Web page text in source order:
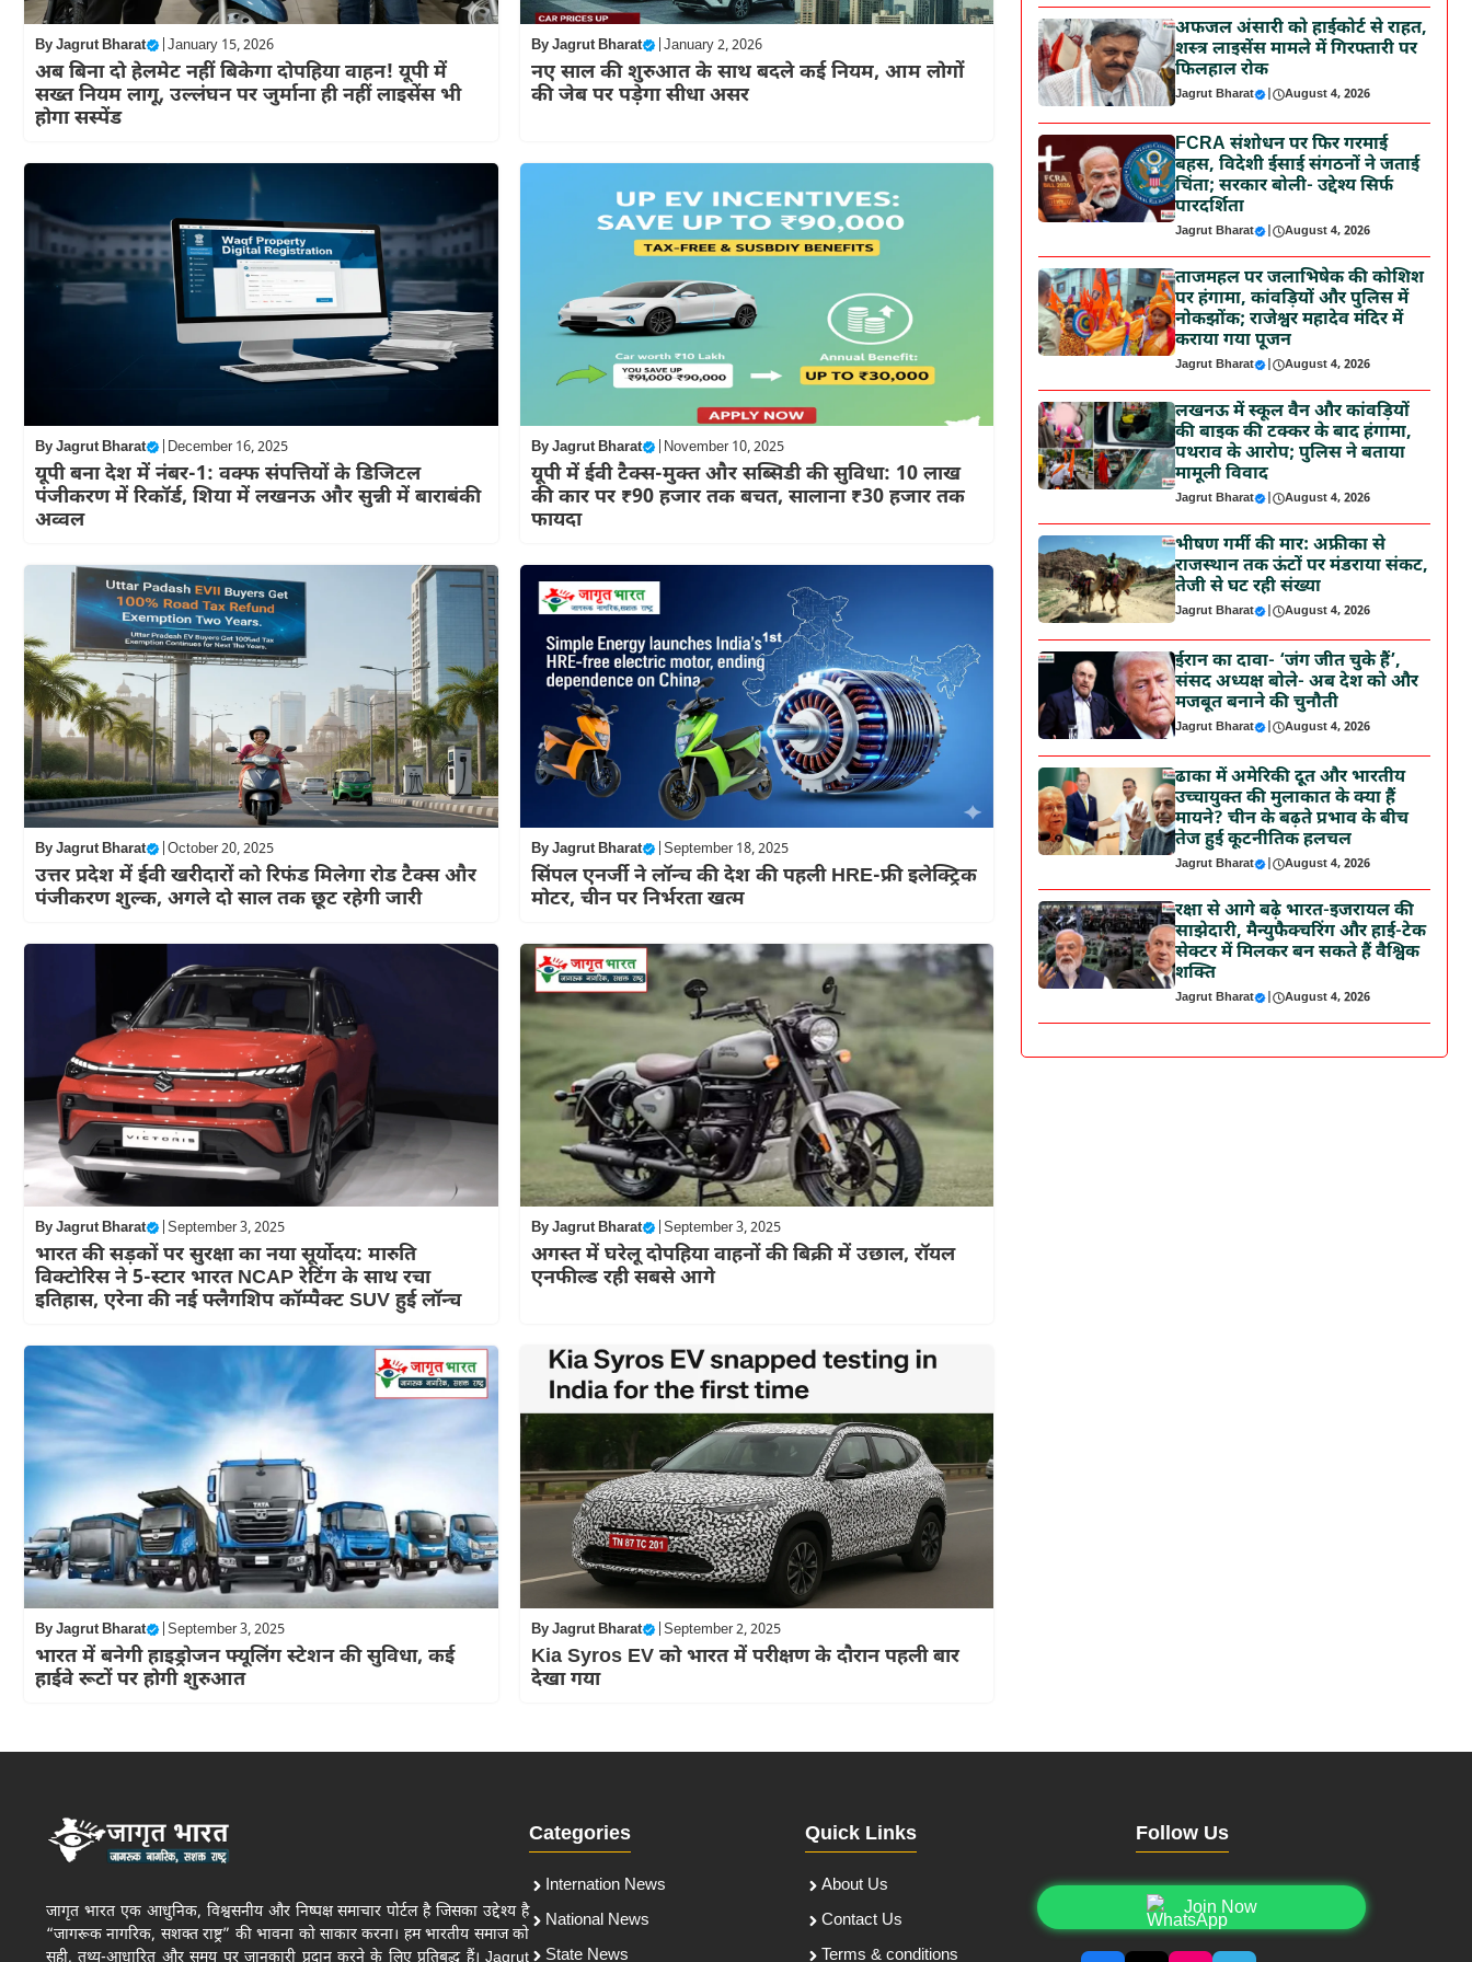
ByJagrut Bharat January 15, 2026
अब बिना दो हेलमेट नहीं बिकेगा दोपहिया वाहन! यूपी में
सख्त नियम लागू, उल्लंघन पर जुर्माना ही नहीं लाइसेंस भी
होगा सस्पेंड
ByJagrut Bharat | January 2, 2026
नए साल की शुरुआत के साथ बदले कई नियम, आम लोगों
की जेब पर पड़ेगा सीधा असर
ByJagrut Bharat December 16, 2025
यूपी बना देश में नंबर-1: वक्फ संपत्तियों के डिजिटल
पंजीकरण में रिकॉर्ड, शिया में लखनऊ और सुन्नी में बाराबंकी
अव्वल
ByJagrut Bharat | November 10, 2025
यूपी में ईवी टैक्स-मुक्त और सब्सिडी की सुविधा: 10 लाख
की कार पर ₹90 हजार तक बचत, सालाना ₹30 हजार तक
फायदा
ByJagrut Bharat October 20, 2025
उत्तर प्रदेश में ईवी खरीदारों को रिफंड मिलेगा रोड टैक्स और
पंजीकरण शुल्क, अगले दो साल तक छूट रहेगी जारी
ByJagrut Bharat | September 18, 2025
सिंपल एनर्जी ने लॉन्च की देश की पहली HRE-फ्री इलेक्ट्रिक
मोटर, चीन पर निर्भरता खत्म
ByJagrut Bharat September 3, 2025
भारत की सड़कों पर सुरक्षा का नया सूर्योदय: मारुति
विक्टोरिस ने 5-स्टार भारत NCAP रेटिंग के साथ रचा
इतिहास, एरेना की नई फ्लैगशिप कॉम्पैक्ट SUV हुई लॉन्च
ByJagrut Bharat | September 3, 2025
अगस्त में घरेलू दोपहिया वाहनों की बिक्री में उछाल, रॉयल
एनफील्ड रही सबसे आगे
ByJagrut Bharat September 3, 2025
भारत में बनेगी हाइड्रोजन फ्यूलिंग स्टेशन की सुविधा, कई
हाईवे रूटों पर होगी शुरुआत
ByJagrut Bharat | September 2, 2025
Kia Syros EV को भारत में परीक्षण के दौरान पहली बार
देखा गया
अफजल अंसारी को हाईकोर्ट से राहत,
शस्त्र लाइसेंस मामले में गिरफ्तारी पर
फिलहाल रोक
Jagrut Bharat | August 4, 2026
FCRA संशोधन पर फिर गरमाई
बहस, विदेशी ईसाई संगठनों ने जताई
चिंता; सरकार बोली- उद्देश्य सिर्फ
पारदर्शिता
Jagrut Bharat | August 4, 2026
ताजमहल पर जलाभिषेक की कोशिश
पर हंगामा, कांवड़ियों और पुलिस में
नोकझोंक; राजेश्वर महादेव मंदिर में
कराया गया पूजन
Jagrut Bharat | August 4, 2026
लखनऊ में स्कूल वैन और कांवड़ियों
की बाइक की टक्कर के बाद हंगामा,
पथराव के आरोप; पुलिस ने बताया
मामूली विवाद
Jagrut Bharat | August 4, 2026
भीषण गर्मी की मार: अफ्रीका से
राजस्थान तक ऊंटों पर मंडराया संकट,
तेजी से घट रही संख्या
Jagrut Bharat | August 4, 2026
ईरान का दावा- ‘जंग जीत चुके हैं’,
संसद अध्यक्ष बोले- अब देश को और
मजबूत बनाने की चुनौती
Jagrut Bharat | August 4, 2026
ढाका में अमेरिकी दूत और भारतीय
उच्चायुक्त की मुलाकात के क्या हैं
मायने? चीन के बढ़ते प्रभाव के बीच
तेज हुई कूटनीतिक हलचल
Jagrut Bharat | August 4, 2026
रक्षा से आगे बढ़े भारत-इजरायल की
साझेदारी, मैन्युफैक्चरिंग और हाई-टेक
सेक्टर में मिलकर बन सकते हैं वैश्विक
शक्ति
Jagrut Bharat | August 4, 2026
जागृत भारत एक आधुनिक, विश्वसनीय और निष्पक्ष समाचार पोर्टल है जिसका उद्देश्य है
“जागरूक नागरिक, सशक्त राष्ट्र” की भावना को साकार करना। हम भारतीय समाज को
Categories
Internation News
National News
State News
Quick Links
About Us
Contact Us
Terms & conditions
Follow Us
Join Now